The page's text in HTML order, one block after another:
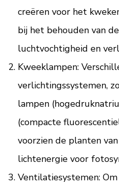
creëren voor het
bij het behouden van
luchtvochtigheid en
Kweeklampen:
verlichtingssystemen,
lampen
(compacte
voorzien de planten
lichtenergie voor
Ventilatiesystemen: